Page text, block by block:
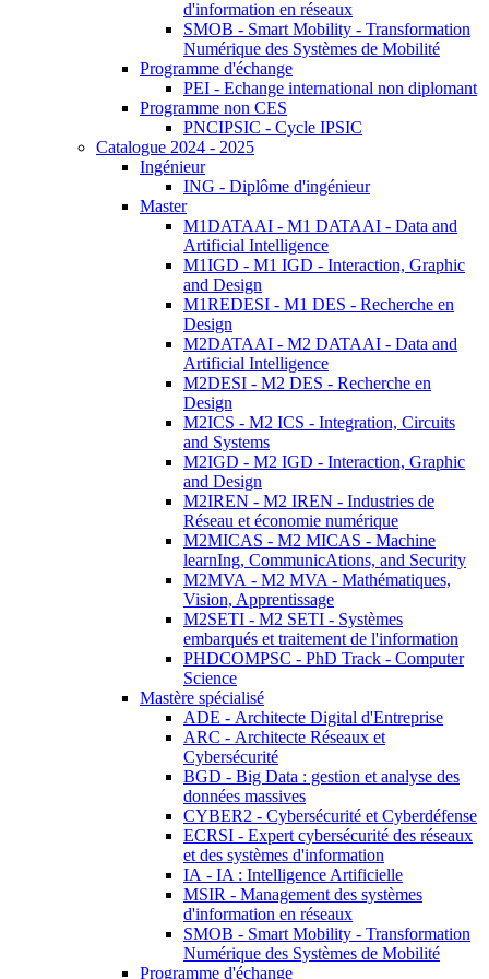
d'information en réseaux
SMOB - Smart Mobility - Transformation
Numérique des Systèmes de Mobilité
Programme d'échange
PEI - Echange international non diplomant
Programme non CES
PNCIPSIC - Cycle IPSIC
Catalogue 2024 - 2025
Ingénieur
ING - Diplôme d'ingénieur
Master
M1DATAAI - M1 DATAAI - Data and
Artificial Intelligence
M1IGD - M1 IGD - Interaction, Graphic
and Design
M1REDESI - M1 DES - Recherche en
Design
M2DATAAI - M2 DATAAI - Data and
Artificial Intelligence
M2DESI - M2 DES - Recherche en
Design
M2ICS - M2 ICS - Integration, Circuits
and Systems
M2IGD - M2 IGD - Interaction, Graphic
and Design
M2IREN - M2 IREN - Industries de
Réseau et économie numérique
M2MICAS - M2 MICAS - Machine
learnIng, CommunicAtions, and Security
M2MVA - M2 MVA - Mathématiques,
Vision, Apprentissage
M2SETI - M2 SETI - Systèmes
embarqués et traitement de l'information
PHDCOMPSC - PhD Track - Computer
Science
Mastère spécialisé
ADE - Architecte Digital d'Entreprise
ARC - Architecte Réseaux et
Cybersécurité
BGD - Big Data : gestion et analyse des
données massives
CYBER2 - Cybersécurité et Cyberdéfense
ECRSI - Expert cybersécurité des réseaux
et des systèmes d'information
IA - IA : Intelligence Artificielle
MSIR - Management des systèmes
d'information en réseaux
SMOB - Smart Mobility - Transformation
Numérique des Systèmes de Mobilité
Programme d'échange